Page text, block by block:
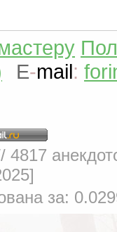
E-mail:
4817
]
за: